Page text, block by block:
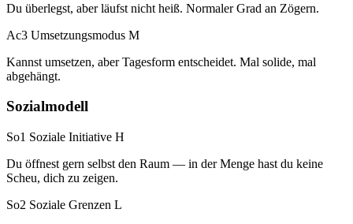
Du überlegst, aber läufst nicht heiß. Normaler Grad an Zögern.
Ac3 Umsetzungsmodus M
Kannst umsetzen, aber Tagesform entscheidet. Mal solide, mal
abgehängt.
Sozialmodell
So1 Soziale Initiative H
Du öffnest gern selbst den Raum — in der Menge hast du keine
Scheu, dich zu zeigen.
So2 Soziale Grenzen L